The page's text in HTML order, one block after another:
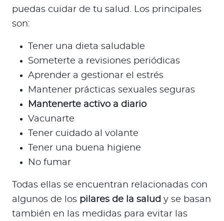
puedas cuidar de tu salud. Los principales
son:
Tener una dieta saludable
Someterte a revisiones periódicas
Aprender a gestionar el estrés
Mantener prácticas sexuales seguras
Mantenerte activo a diario
Vacunarte
Tener cuidado al volante
Tener una buena higiene
No fumar
Todas ellas se encuentran relacionadas con
algunos de los pilares de la salud y se basan
también en las medidas para evitar las